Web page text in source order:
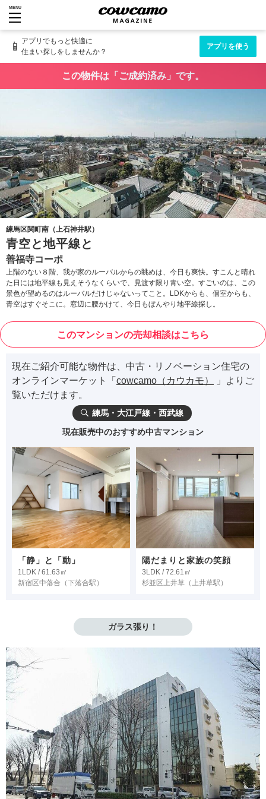
MENU
📱 アプリでもっと快適に
住まい探しをしませんか？
アプリを使う
この物件は「ご成約済み」です。
練馬区関町南（上石神井駅）
青空と地平線と
善福寺コーポ
上階のない８階、我が家のルーバルからの眺めは、今日も爽快。すこんと晴れ
た日には地平線も見えそうなくらいで、見渡す限り青い空。すごいのは、この
景色が望めるのはルーバルだけじゃないってこと。LDKからも、個室からも、
青空はすぐそこに。窓辺に腰かけて、今日もぼんやり地平線探し。
このマンションの売却相談はこちら
現在ご紹介可能な物件は、中古・リノベーション住宅の
オンラインマーケット「 cowcamo（カウカモ）
」よりご
覧いただけます。
練馬・大江戸線・西武線
現在販売中のおすすめ中古マンション
「静」と「動」
1LDK / 61.63㎡
新宿区中落合 （下落合駅）
陽だまりと家族の笑顔
3LDK / 72.61㎡
杉並区上井草 （上井草駅）
ガラス張り！